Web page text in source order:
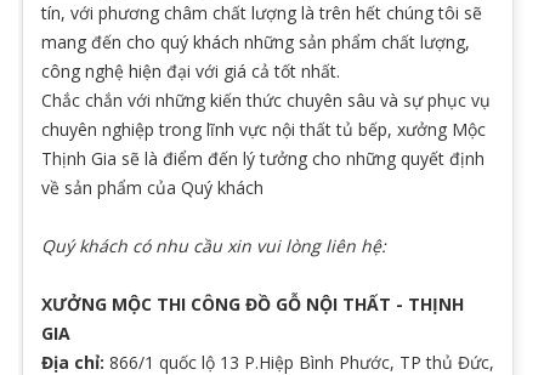
tín, với phương châm chất lượng là trên hết chúng tôi sẽ
mang đến cho quý khách những sản phẩm chất lượng,
công nghệ hiện đại với giá cả tốt nhất.
Chắc chắn với những kiến thức chuyên sâu và sự phục vụ
chuyên nghiệp trong lĩnh vực nội thất tủ bếp, xưởng Mộc
Thịnh Gia sẽ là điểm đến lý tưởng cho những quyết định
về sản phẩm của Quý khách
Quý khách có nhu cầu xin vui lòng liên hệ:
XƯỞNG MỘC THI CÔNG ĐỒ GỖ NỘI THẤT - THỊNH
GIA
Địa chỉ: 866/1 quốc lộ 13 P.Hiệp Bình Phước, TP thủ Đức,